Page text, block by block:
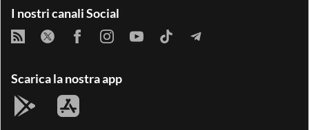
I nostri canali Social
Scarica la nostra app